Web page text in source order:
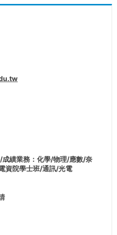
績業務：化學/物理/應數/奈
資院學士班/通訊/光電